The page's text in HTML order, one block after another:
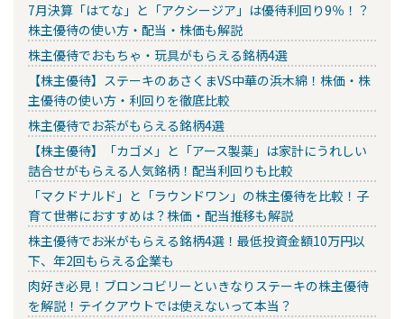
7月決算「はてな」と「アクシージア」は優待利回り9％！？
株主優待の使い方・配当・株価も解説
株主優待でおもちゃ・玩具がもらえる銘柄4選
【株主優待】ステーキのあさくまVS中華の浜木綿！株価・株
主優待の使い方・利回りを徹底比較
株主優待でお茶がもらえる銘柄4選
【株主優待】「カゴメ」と「アース製薬」は家計にうれしい
詰合せがもらえる人気銘柄！配当利回りも比較
「マクドナルド」と「ラウンドワン」の株主優待を比較！子
育て世帯におすすめは？株価・配当推移も解説
株主優待でお米がもらえる銘柄4選！最低投資金額10万円以
下、年2回もらえる企業も
肉好き必見！ブロンコビリーといきなりステーキの株主優待
を解説！テイクアウトでは使えないって本当？